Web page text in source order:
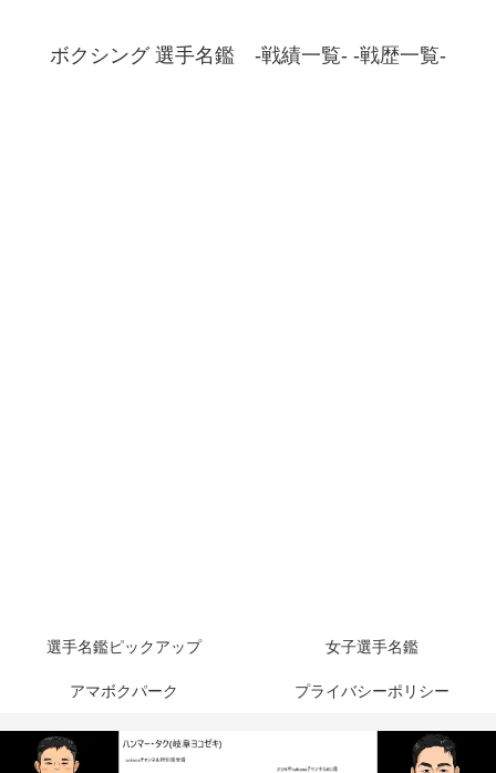
ボクシング 選手名鑑 -戦績一覧- -戦歴一覧-
選手名鑑ピックアップ 女子選手名鑑
アマボクパーク プライバシーポリシー